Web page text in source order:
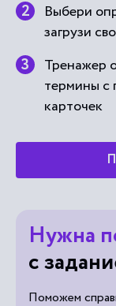
Выбери
загрузи
Тренажер
термины с
карточек
Нужна
с
Поможем